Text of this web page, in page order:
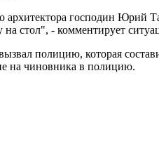
архитектора господин Юрий
на стол", - комментирует
полицию, которая
на чиновника в полицию.